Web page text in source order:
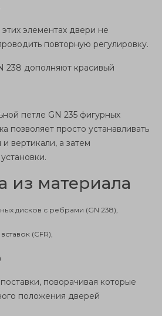
элементах двери не
повторную регулировку.
238 дополняют красивый
петле GN 235 фигурных
а позволяет просто устанавливать
и вертикали, а затем
установки.
из материала
дисков с ребрами (GN 238),
(CFR),
поставки, поворачивая которые
положения дверей